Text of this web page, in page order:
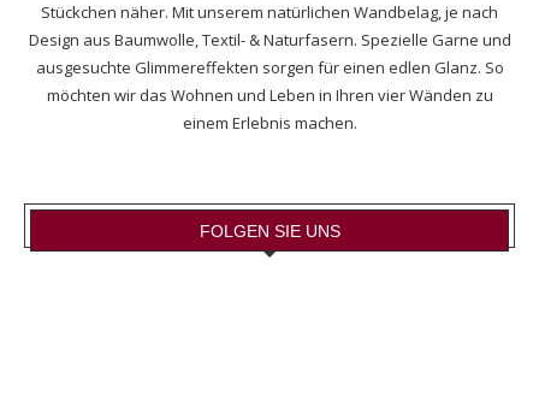
Stückchen näher. Mit unserem natürlichen Wandbelag, je nach
Design aus Baumwolle, Textil- & Naturfasern. Spezielle Garne und
ausgesuchte Glimmereffekten sorgen für einen edlen Glanz. So
möchten wir das Wohnen und Leben in Ihren vier Wänden zu
einem Erlebnis machen.
FOLGEN SIE UNS